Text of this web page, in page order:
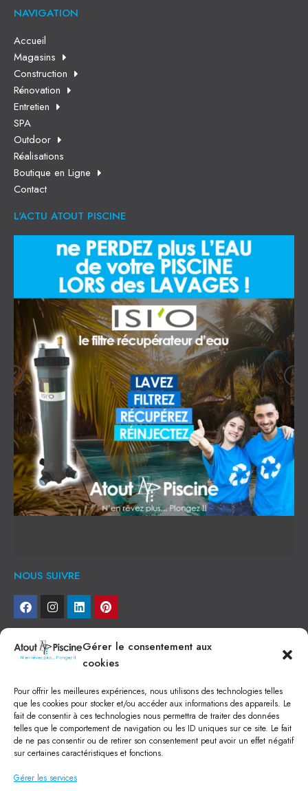
Gérer le consentement aux
cookies
Pour offrir les meilleures expériences, nous utilisons des technologies telles
que les cookies pour stocker et/ou accéder aux informations des appareils. Le
fait de consentir à ces technologies nous permettra de traiter des données
telles que le comportement de navigation ou les ID uniques sur ce site. Le fait
de ne pas consentir ou de retirer son consentement peut avoir un effet négatif
sur certaines caractéristiques et fonctions.
Gérer les services
NAVIGATION
Accueil
Magasins
Construction
Rénovation
Entretien
SPA
Outdoor
Réalisations
Boutique en Ligne
Contact
L'ACTU ATOUT PISCINE
NOUS SUIVRE
NEWSLETTER
Je veux recevoir toute l'actu
NOS SERVICES
Construction de piscine béton à Narbonne
Piscine coque à Narbonne
Acheter SPA à Narbonne
Pisciniste Narbonne
Mini piscine